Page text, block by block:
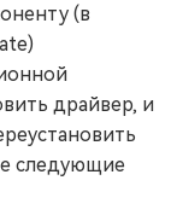
(в
драйвер, и
следующие